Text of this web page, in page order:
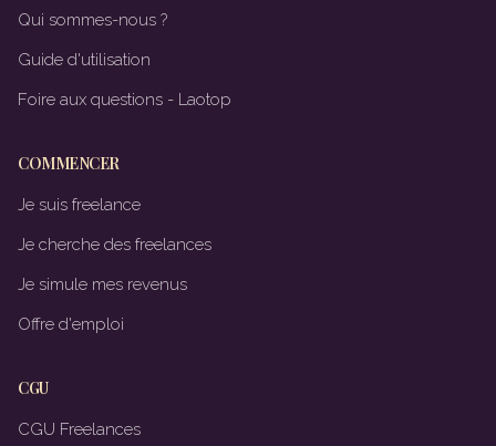
Qui sommes-nous ?
Guide d'utilisation
Foire aux questions - Laotop
COMMENCER
Je suis freelance
Je cherche des freelances
Je simule mes revenus
Offre d'emploi
CGU
CGU Freelances